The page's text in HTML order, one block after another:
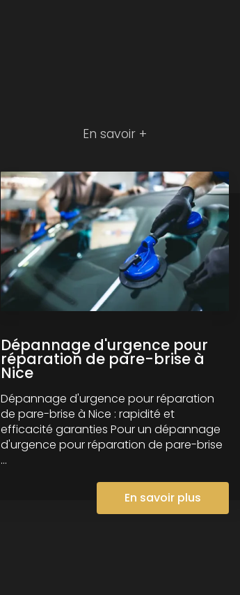
En savoir +
Dépannage d'urgence pour
réparation de pare-brise à
Nice
Dépannage d'urgence pour réparation
de pare-brise à Nice : rapidité et
efficacité garanties Pour un dépannage
d'urgence pour réparation de pare-brise
...
En savoir plus